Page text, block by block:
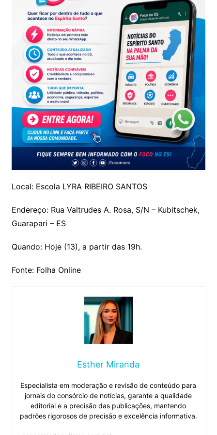
Local: Escola LYRA RIBEIRO SANTOS
Endereço: Rua Valtrudes A. Rosa, S/N – Kubitschek,
Guarapari – ES
Quando: Hoje (13), a partir das 19h.
Fonte: Folha Online
Esther Miranda
Especialista em moderação e revisão de conteúdo para
jornais do consórcio de notícias, garante a qualidade
editorial e a precisão das publicações, mantendo
padrões rigorosos de precisão e excelência informativa.